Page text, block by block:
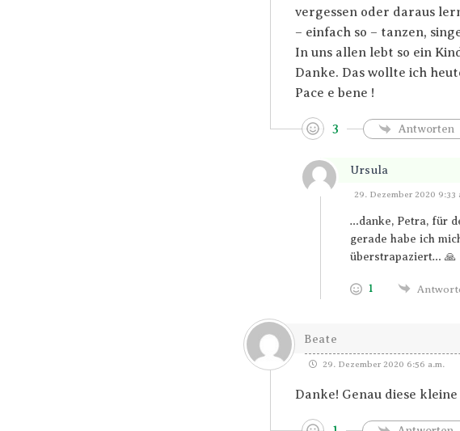
vergessen oder daraus
– einfach so – tanzen,
In uns allen lebt so ein
Danke. Das wollte ich
Pace e bene !
3 Antworten
Ursula
Antworten
29. Dezember 2020 9:33
…danke, Petra, für
gerade habe ich
überstrapaziert… 🙏
1
Beate
29. Dezember 2020 6:56 a.m.
Danke! Genau diese